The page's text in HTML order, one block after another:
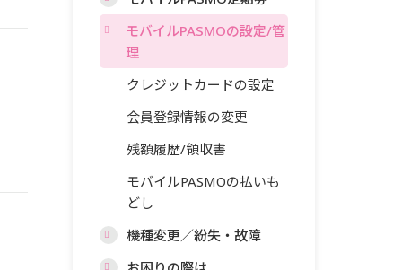
モバイルPASMOの設定/管
理
クレジットカードの設定
会員登録情報の変更
残額履歴/領収書
モバイルPASMOの払いも
どし
機種変更／紛失・故障